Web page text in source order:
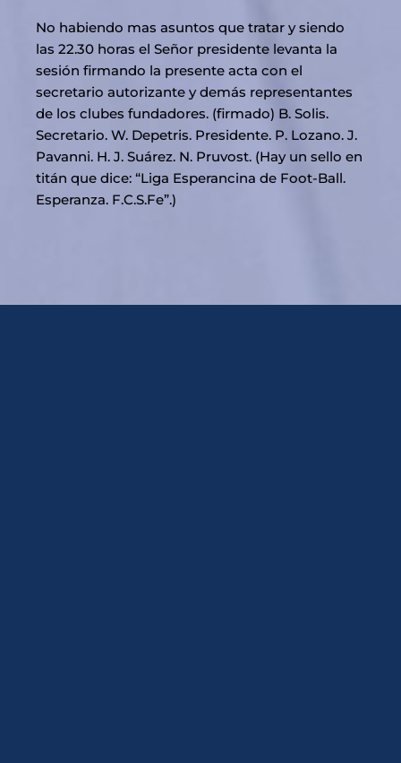
No habiendo mas asuntos que tratar y siendo
las 22.30 horas el Señor presidente levanta la
sesión firmando la presente acta con el
secretario autorizante y demás representantes
de los clubes fundadores. (firmado) B. Solis.
Secretario. W. Depetris. Presidente. P. Lozano. J.
Pavanni. H. J. Suárez. N. Pruvost. (Hay un sello en
titán que dice: “Liga Esperancina de Foot-Ball.
Esperanza. F.C.S.Fe”.)